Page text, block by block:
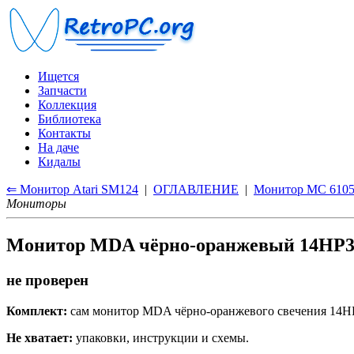
Ищется
Запчасти
Коллекция
Библиотека
Контакты
На даче
Кидалы
⇐ Монитор Atari SM124 | ОГЛАВЛЕНИЕ | Монитор МС
Мониторы
Монитор MDA чёрно-оранжевый
не проверен
Комплект: сам монитор MDA чёрно-оранжевого свечения
Не хватает: упаковки, инструкции и схемы.